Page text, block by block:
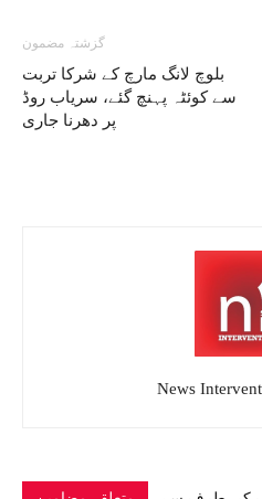
گزشتہ مضمون
بلوچ لانگ مارچ کے شرکا تربت
سے کوئٹہ پہنچ گئے، سریاب روڈ
پر دھرنا جاری
News